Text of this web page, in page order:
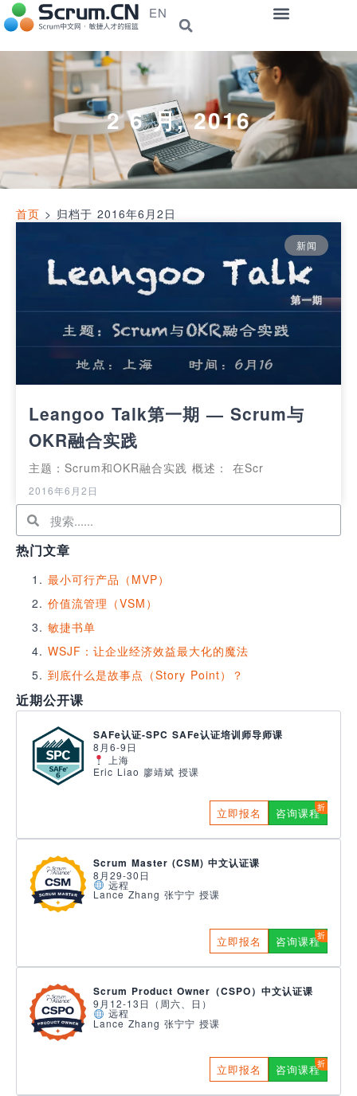
EN
2 6 月, 2016
首页 > 归档于 2016年6月2日
新闻
Leangoo Talk第一期 — Scrum与
OKR融合实践
主题：Scrum和OKR融合实践 概述： 在Scr
2016年6月2日
热门文章
最小可行产品（MVP）
价值流管理（VSM）
敏捷书单
WSJF：让企业经济效益最大化的魔法
到底什么是故事点（Story Point）？
近期公开课
SAFe认证-SPC SAFe认证培训师导师课
8月6-9日
上海
Eric Liao 廖靖斌 授课
立即报名 咨询课程
Scrum Master (CSM) 中文认证课
8月29-30日
远程
Lance Zhang 张宁宁 授课
立即报名 咨询课程
Scrum Product Owner（CSPO）中文认证课
9月12-13日（周六、日）
远程
Lance Zhang 张宁宁 授课
立即报名 咨询课程